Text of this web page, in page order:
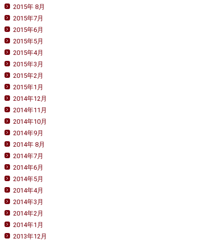
2015年 8月
2015年7月
2015年6月
2015年5月
2015年4月
2015年3月
2015年2月
2015年1月
2014年12月
2014年11月
2014年10月
2014年9月
2014年 8月
2014年7月
2014年6月
2014年5月
2014年4月
2014年3月
2014年2月
2014年1月
2013年12月